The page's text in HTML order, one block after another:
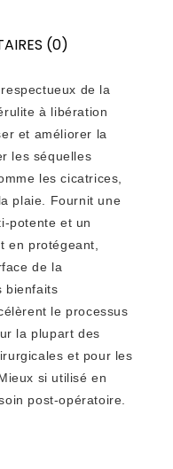
(0)
de la
à libération
et améliorer la
les séquelles
les cicatrices,
plaie. Fournit une
potente et un
en protégeant,
de la
bienfaits
le processus
la plupart des
et pour les
si utilisé en
post-opératoire.